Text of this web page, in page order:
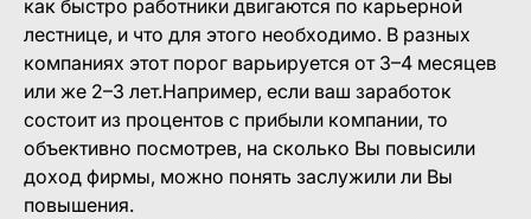
как быстро работники двигаются по карьерной
лестнице, и что для этого необходимо. В разных
компаниях этот порог варьируется от 3–4 месяцев
или же 2–3 лет.Например, если ваш заработок
состоит из процентов с прибыли компании, то
объективно посмотрев, на сколько Вы повысили
доход фирмы, можно понять заслужили ли Вы
повышения.